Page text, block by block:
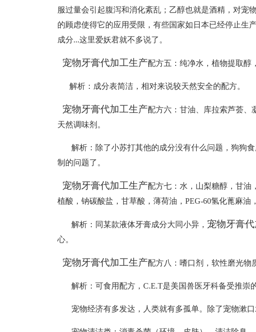
服过量会引起腹泻和消化紊乱；乙醇也就是酒精，对宠
的顾虑使得它的应用受限，有些国家如日本已经停止生
成分...这里爱妖君就不多说了。
宠物牙膏代加工生产配方五 ： 纯净水，植物提取醇
解析 ： 成分表简洁，相对来说较天然安全的配方。
宠物牙膏代加工生产配方六 ： 甘油、库拉索芦荟、
天然调味剂。
解析 ： 除了小苏打其他的成分没有什么问题，狗狗
制的问题了。
宠物牙膏代加工生产配方七 ： 水，山梨糖醇，甘油
植酸，钠碳酸盐，甘草酸，薄荷油， PEG-60氢化蓖麻油
解析 ： 同某款液体牙膏成分大同小异， 宠物牙膏
心。
宠物牙膏代加工生产配方八 ： 嗜口剂，软性磨光物
解析 ： 可食用配方， C.E.T是美国兽医牙科备受推崇
宠物经济有多发达，人类就有多孤单。除了宠物漱口